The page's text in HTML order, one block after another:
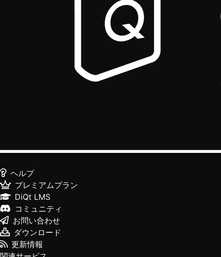
ヘルプ
プレミアムプラン
DiQt LMS
コミュニティ
お問い合わせ
ダウンロード
更新情報